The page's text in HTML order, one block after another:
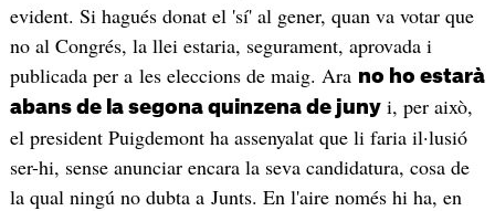
evident. Si hagués donat el 'sí' al gener, quan va votar que
no al Congrés, la llei estaria, segurament, aprovada i
publicada per a les eleccions de maig. Ara no ho estarà
abans de la segona quinzena de junyi, per això,
el president Puigdemont ha assenyalat que li faria il·lusió
ser-hi, sense anunciar encara la seva candidatura, cosa de
la qual ningú no dubta a Junts. En l'aire només hi ha, en